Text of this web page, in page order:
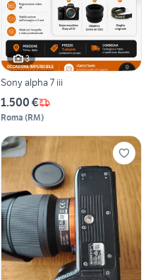
3
Sony alpha 7 iii
1.500 €
Roma (RM)